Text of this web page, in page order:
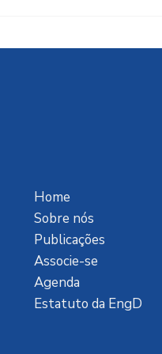
Home
Sobre nós
Publicações
Associe-se
Agenda
Estatuto da EngD